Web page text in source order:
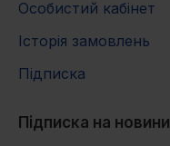
Особистий кабінет
Історія замовлень
Підписка
Підписка на новини